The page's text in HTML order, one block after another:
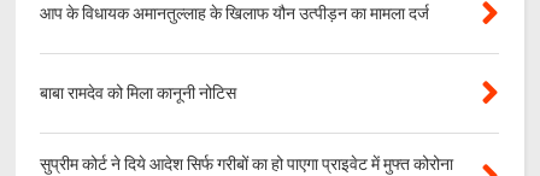
आप के विधायक अमानतुल्लाह के खिलाफ यौन उत्पीड़न का मामला दर्ज
बाबा रामदेव को मिला कानूनी नोटिस
सुप्रीम कोर्ट ने दिये आदेश सिर्फ गरीबों का हो पाएगा प्राइवेट में मुफ्त कोरोना